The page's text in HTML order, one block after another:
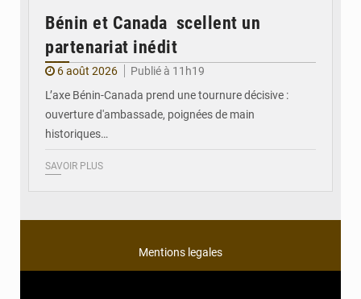
Bénin et Canada scellent un
partenariat inédit
6 août 2026
Publié à 11h19
L’axe Bénin-Canada prend une tournure décisive :
ouverture d'ambassade, poignées de main
historiques…
SAVOIR PLUS
Mentions legales